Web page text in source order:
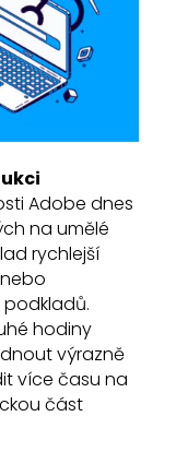
Adobe dnes
na umělé
rychlejší
hodiny
výrazně
více času na
část